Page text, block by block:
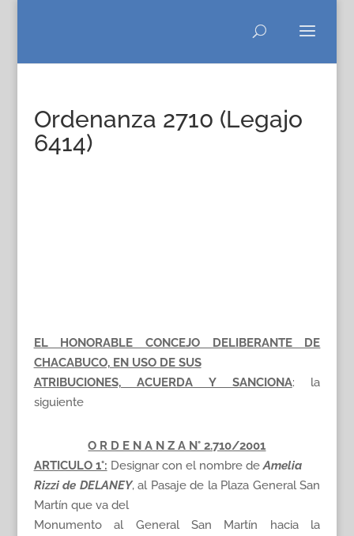
Ordenanza 2710 (Legajo
6414)
EL HONORABLE CONCEJO DELIBERANTE DE
CHACABUCO, EN USO DE SUS
ATRIBUCIONES, ACUERDA Y SANCIONA: la
siguiente
O R D E N A N Z A N° 2.710/2001
ARTICULO 1°: Designar con el nombre deAmelia
Rizzi de DELANEY, al Pasaje de la Plaza General San
Martín que va del
Monumento al General San Martín hacia la